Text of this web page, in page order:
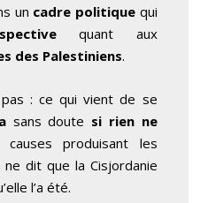
un cadre politique qui
quant aux
des Palestiniens.
: ce qui vient de se
sans doute si rien ne
produisant les
dit que la Cisjordanie
l’a été.